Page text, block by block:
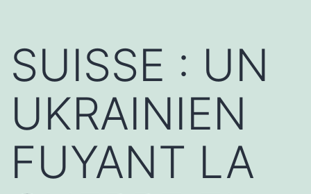
SUISSE : UN
UKRAINIEN
FUYANT LA